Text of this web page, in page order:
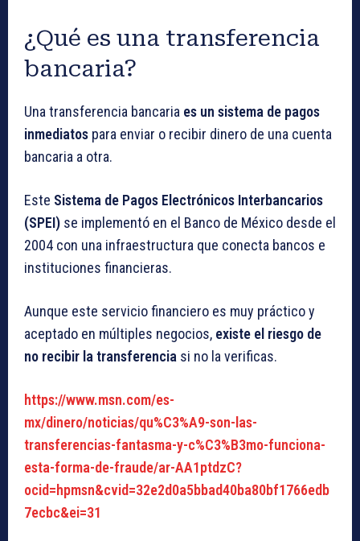
¿Qué es una transferencia
bancaria?
Una transferencia bancaria es un sistema de pagos
inmediatos para enviar o recibir dinero de una cuenta
bancaria a otra.
Este Sistema de Pagos Electrónicos Interbancarios
(SPEI) se implementó en el Banco de México desde el
2004 con una infraestructura que conecta bancos e
instituciones financieras.
Aunque este servicio financiero es muy práctico y
aceptado en múltiples negocios, existe el riesgo de
no recibir la transferencia si no la verificas.
https://www.msn.com/es-
mx/dinero/noticias/qu%C3%A9-son-las-
transferencias-fantasma-y-c%C3%B3mo-funciona-
esta-forma-de-fraude/ar-AA1ptdzC?
ocid=hpmsn&cvid=32e2d0a5bbad40ba80bf1766edb
7ecbc&ei=31